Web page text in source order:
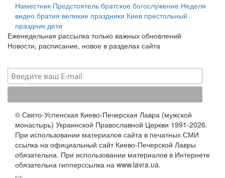
Наместник Предстоятель братское богослужение Неделя
видео братия великие праздники Киев престольный
праздник дети
Еженедельная рассылка только важных обновлений
Новости, расписание, новое в разделах сайта
© Свято-Успенская Киево-Печерская Лавра (мужской
монастырь) Украинской Православной Церкви 1991-2026.
При использовании материалов сайта в печатных СМИ
ссылка на официальный сайт Киево-Печерской Лавры
обязательна. При использовании материалов в Интернете
обязательна гипперссылка на www.lavra.ua.